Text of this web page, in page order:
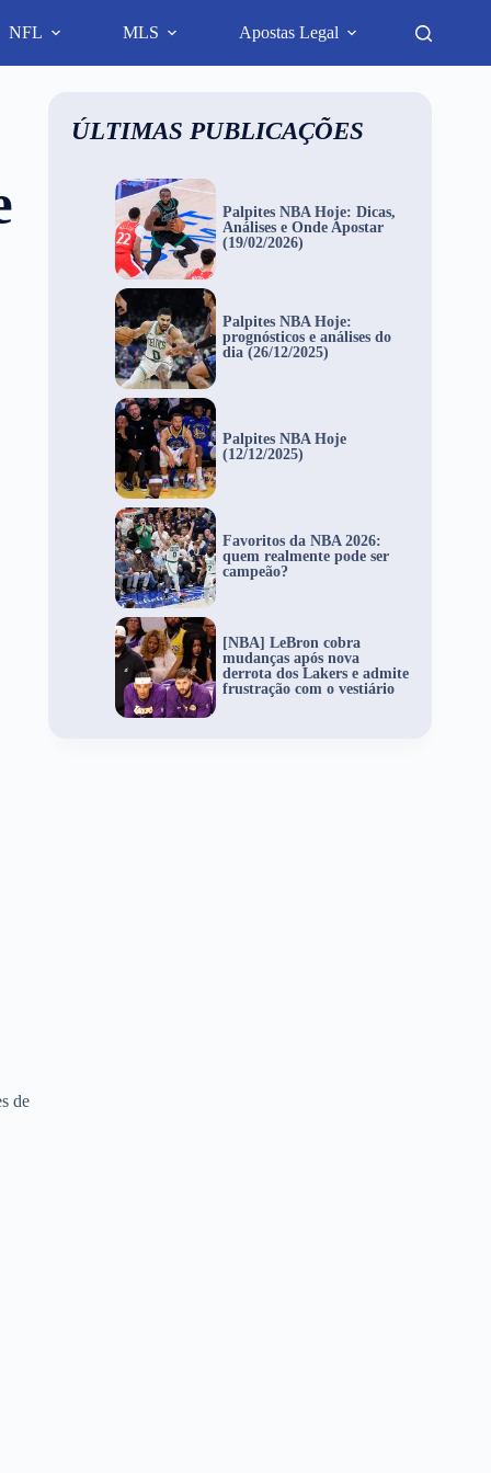
NFL MLS Apostas Legal
de
ÚLTIMAS PUBLICAÇÕES
Palpites NBA Hoje: Dicas,
Análises e Onde Apostar
(19/02/2026)
Palpites NBA Hoje:
prognósticos e análises do
dia (26/12/2025)
Palpites NBA Hoje
(12/12/2025)
Favoritos da NBA 2026:
quem realmente pode ser
campeão?
[NBA] LeBron cobra
mudanças após nova
derrota dos Lakers e admite
frustração com o vestiário